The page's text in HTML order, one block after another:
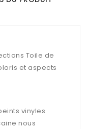
Toile de
et aspects
vinyles
nous